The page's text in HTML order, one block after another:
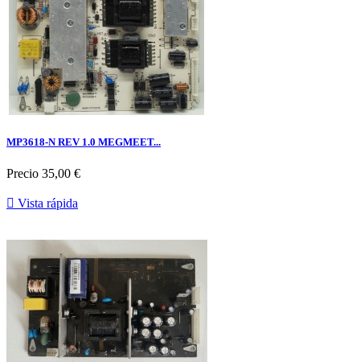
MP3618-N REV 1.0 MEGMEET...
Precio 35,00 €
 Vista rápida